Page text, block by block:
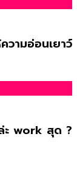
วามอ่อนเยาว์
ะ work สุด ?